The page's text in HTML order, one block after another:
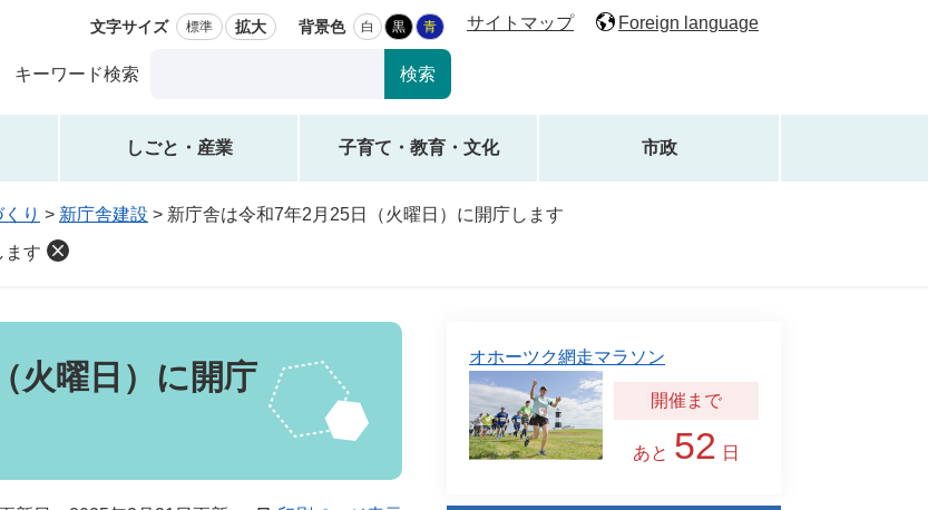
文字サイズ 標準 拡大 背景色 白 黒 青 サイトマップ Foreign language
キーワード検索
ス
タ
索
しごと・産業 子育て・教育・文化 市政
り > 新庁舎建設 > 新庁舎は令和7年2月25日（火曜日）に開庁します
ます
火曜日）に開庁
オホーツク網走マラソン
あと 52 日